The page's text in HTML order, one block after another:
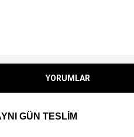
YORUMLAR
GÜN TESLİM